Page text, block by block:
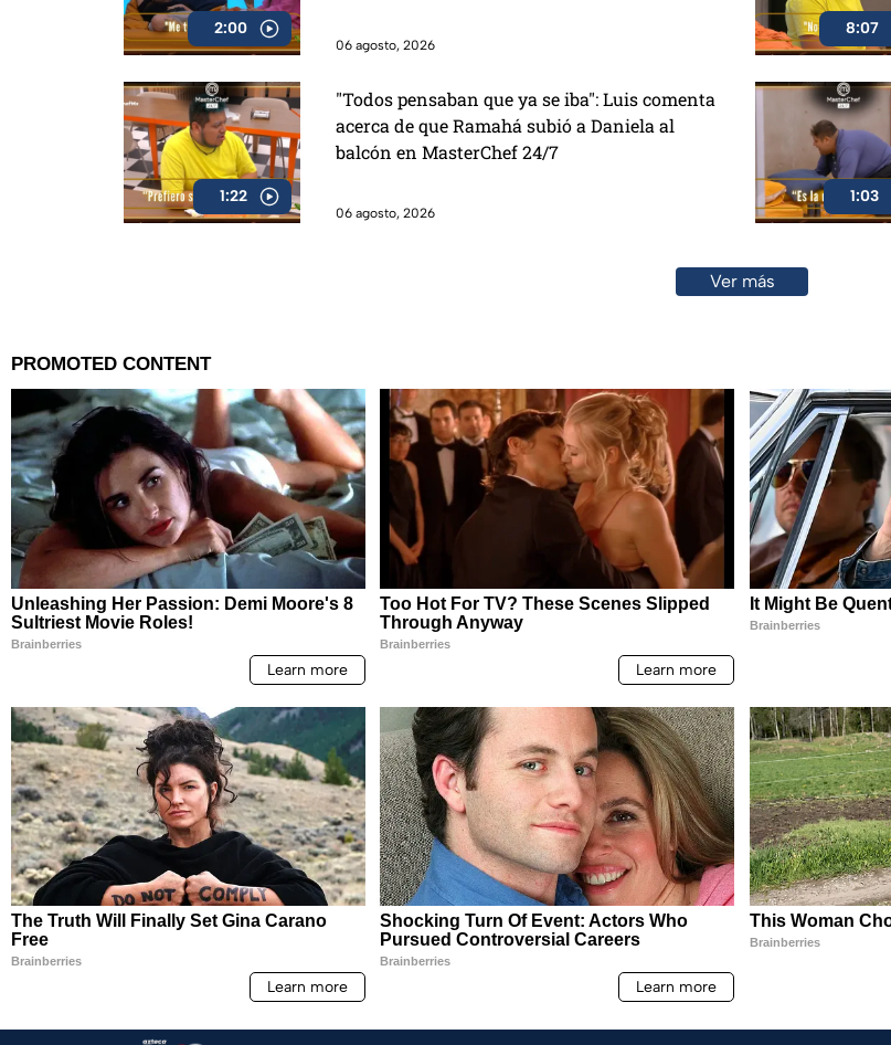
2:00
06 agosto, 2026
8:07
1:22
"Todos pensaban que ya se iba": Luis comenta
acerca de que Ramahá subió a Daniela al
balcón en MasterChef 24/7
06 agosto, 2026
1:03
Ver más